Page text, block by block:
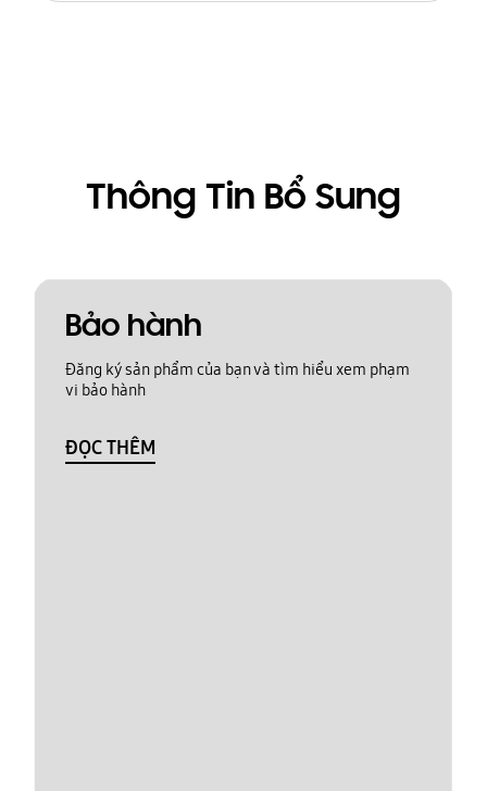
Thông Tin Bổ Sung
Bảo hành
Đăng ký sản phẩm của bạn và tìm hiểu xem phạm
vi bảo hành
ĐỌC THÊM